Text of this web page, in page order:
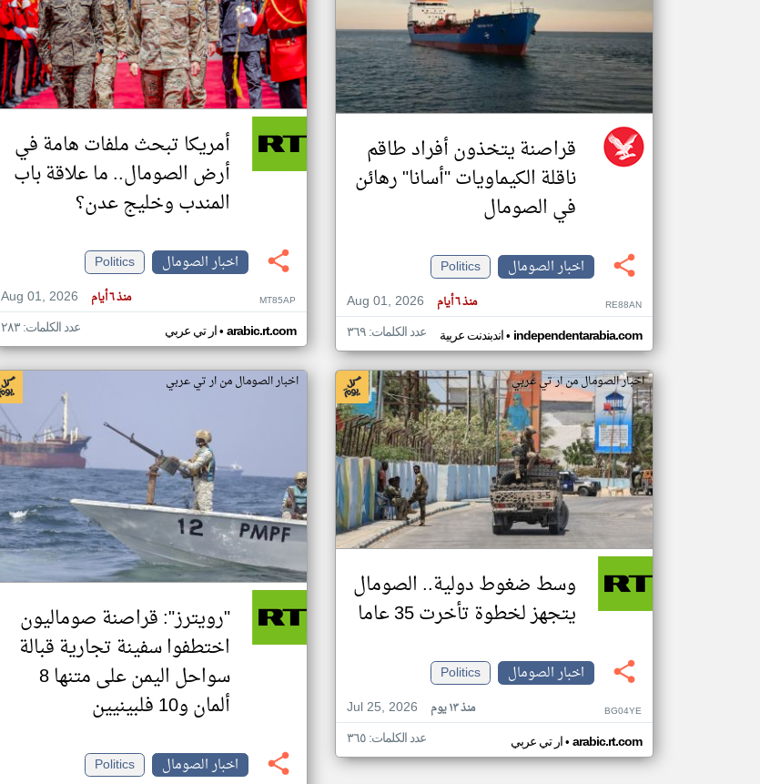
قراصنة يتخذون أفراد طاقم
ناقلة الكيماويات "أسانا" رهائن
في الصومال
اخبار الصومال
Politics
Aug 01, 2026
منذ ٦ أيام RE88AN
اندبندنت عربية• independentarabia.com عدد الكلمات: ٣٦٩
أمريكا تبحث ملفات هامة في
أرض الصومال.. ما علاقة باب
المندب وخليج عدن؟
اخبار الصومال
Politics
Aug 01, 2026
منذ ٦ أيام MT85AP
ار تي عربي• arabic.rt.com عدد الكلمات: ٢٨٣
اخبار الصومال من ار تي عربي
وسط ضغوط دولية.. الصومال
يتجهز لخطوة تأخرت 35 عاما
اخبار الصومال
Politics
Jul 25, 2026
منذ ١٣ يوم BG04YE
ار تي عربي• arabic.rt.com عدد الكلمات: ٣٦٥
اخبار الصومال من ار تي عربي
"رويترز": قراصنة صوماليون
اختطفوا سفينة تجارية قبالة
سواحل اليمن على متنها 8
ألمان و10 فلبينيين
اخبار الصومال
Politics